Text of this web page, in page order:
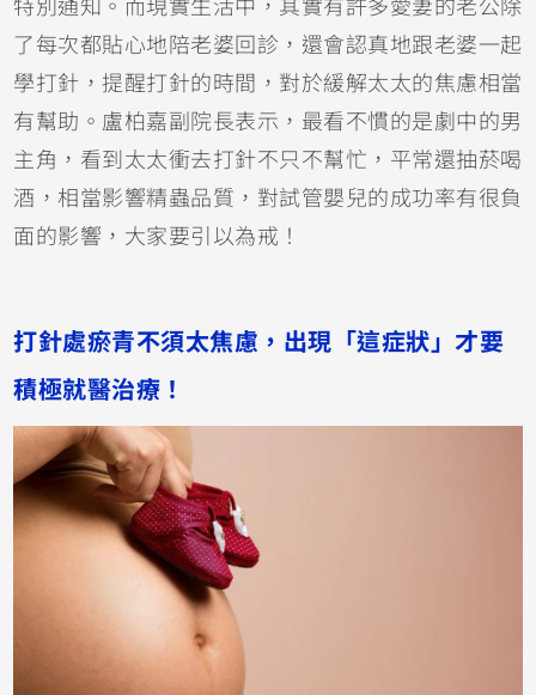
特別通知。而現實生活中，其實有許多愛妻的老公除
了每次都貼心地陪老婆回診，還會認真地跟老婆一起
學打針，提醒打針的時間，對於緩解太太的焦慮相當
有幫助。盧柏嘉副院長表示，最看不慣的是劇中的男
主角，看到太太衝去打針不只不幫忙，平常還抽菸喝
酒，相當影響精蟲品質，對試管嬰兒的成功率有很負
面的影響，大家要引以為戒！
打針處瘀青不須太焦慮，出現「這症狀」才要
積極就醫治療！